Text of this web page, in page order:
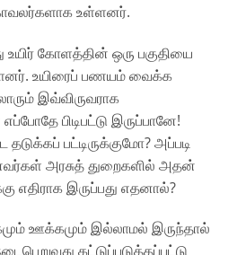
உள்ளனர்.
கோளத்தின் ஒரு பகுதியை
உயிரைப் பணயம் வைக்க
இவ்விருவராக
பிடிபட்டு இருப்பானே!
பட்டிருக்குமோ? அப்படி
அரசுத் துறைகளில் அதன்
எதிராக இருப்பது எதனால்?
ஊக்கமும் இல்லாமல் இருந்தால்
கட்டுப்படுத்தப்பட்டு